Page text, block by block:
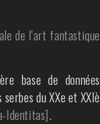
de l'art fantastique
base de données
du XXe et XXIè
Identitas].